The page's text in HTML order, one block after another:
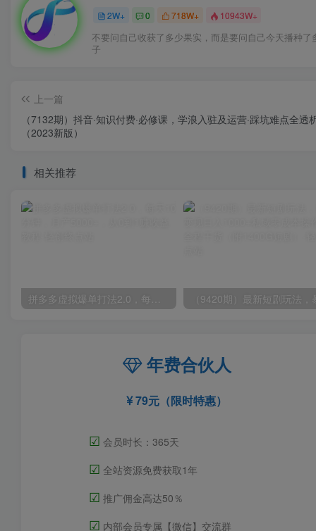
2W+ 0 718W+ 10943W+
不要问自己收获了多少果实，而是要问自己今天播种了
子
上一篇
（7132期）抖音·知识付费·必修课，学浪入驻及运营·踩坑难点全透
（2023新版）
相关推荐
拼多多虚拟爆单打法2.0，每天10分钟，月产5000+，从0到1赚收益教程
年费合伙人
79元（限时特惠）
☑ 会员时长：365天
☑ 全站资源免费获取1年
☑ 推广佣金高达50％
☑ 内部会员专属【微信】交流群